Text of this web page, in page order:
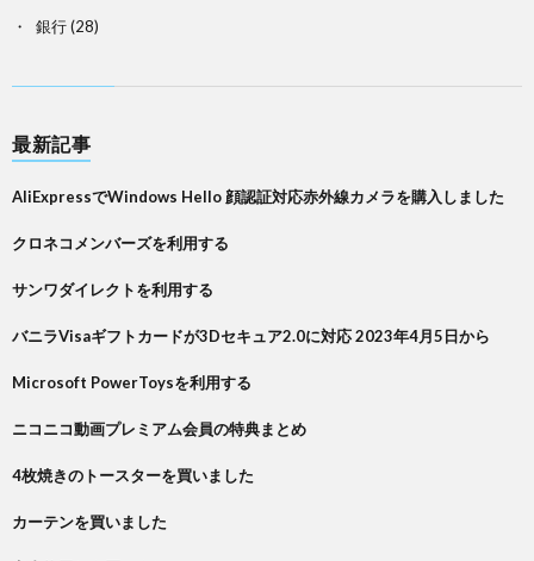
銀行(28)
最新記事
AliExpressでWindows Hello 顔認証対応赤外線カメラを購入しました
クロネコメンバーズを利用する
サンワダイレクトを利用する
バニラVisaギフトカードが3Dセキュア2.0に対応 2023年4月5日から
Microsoft PowerToysを利用する
ニコニコ動画プレミアム会員の特典まとめ
4枚焼きのトースターを買いました
カーテンを買いました